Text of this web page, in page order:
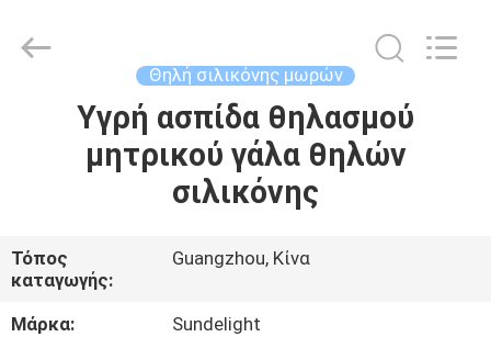
ΑΡΧΙΚΉ
ΣΕΛΊΔΑ
ΒΊΝΤΕΟ
products
Θηλή σιλικόνης μωρών
Υγρή ασπίδα θηλασμού
μητρικού γάλα θηλών
σιλικόνης
Τόπος
καταγωγής:
Guangzhou, Κίνα
Μάρκα:
Sundelight